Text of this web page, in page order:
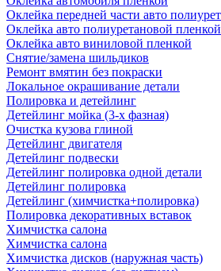
Оклейка передней части авто
Оклейка авто полиуретановой пленкой
Оклейка авто виниловой пленкой
Снятие/замена шильдиков
Ремонт вмятин без покраски
Локальное окрашивание детали
Полировка и детейлинг
Детейлинг мойка (3-х фазная)
Очистка кузова глиной
Детейлинг двигателя
Детейлинг подвески
Детейлинг полировка одной детали
Детейлинг полировка
Детейлинг (химчистка+полировка)
Полировка декоративных вставок
Химчистка салона
Химчистка салона
Химчистка дисков (наружная часть)